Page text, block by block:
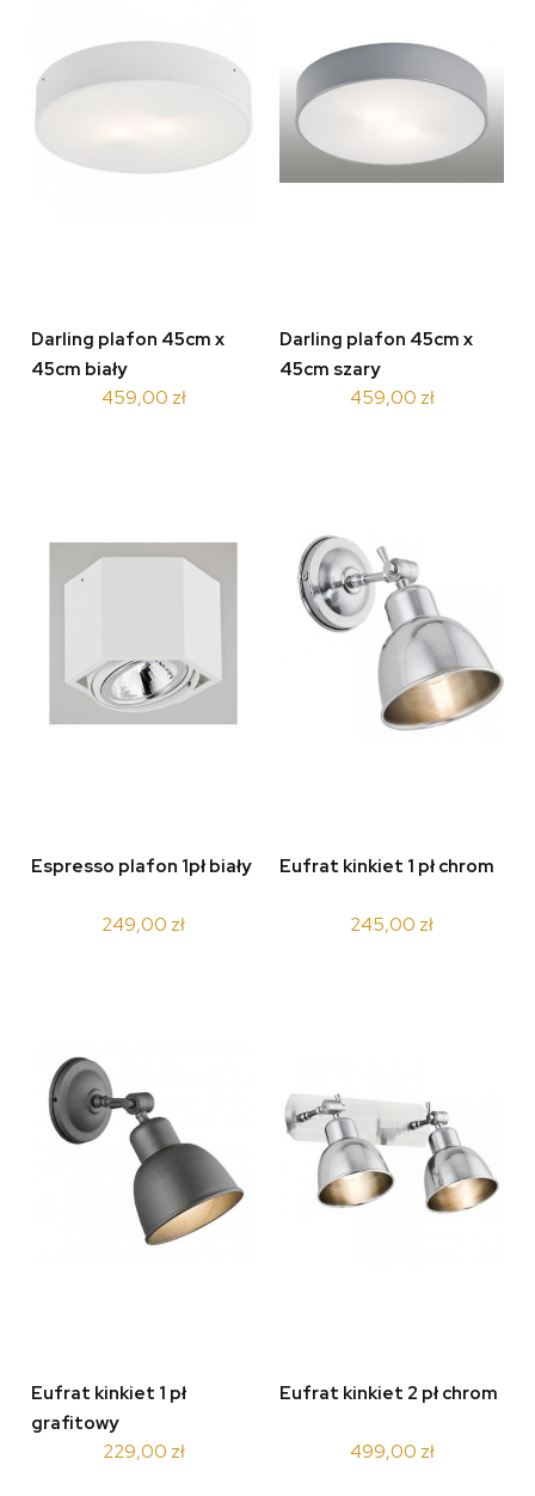
Darling plafon 45cm x
45cm biały
459,00 zł
Darling plafon 45cm x
45cm szary
459,00 zł
Espresso plafon 1pł biały
249,00 zł
Eufrat kinkiet 1 pł chrom
245,00 zł
Eufrat kinkiet 1 pł
grafitowy
229,00 zł
Eufrat kinkiet 2 pł chrom
499,00 zł